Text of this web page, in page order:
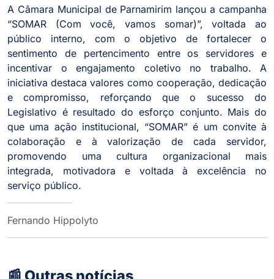
A Câmara Municipal de Parnamirim lançou a campanha
“SOMAR (Com você, vamos somar)”, voltada ao
público interno, com o objetivo de fortalecer o
sentimento de pertencimento entre os servidores e
incentivar o engajamento coletivo no trabalho. A
iniciativa destaca valores como cooperação, dedicação
e compromisso, reforçando que o sucesso do
Legislativo é resultado do esforço conjunto. Mais do
que uma ação institucional, “SOMAR” é um convite à
colaboração e à valorização de cada servidor,
promovendo uma cultura organizacional mais
integrada, motivadora e voltada à excelência no
serviço público.
Fernando Hippolyto